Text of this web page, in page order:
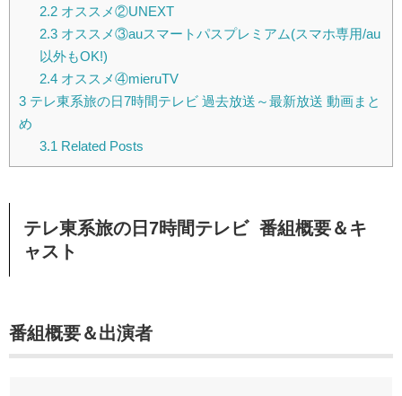
2.2オススメ②UNEXT
2.3オススメ③auスマートパスプレミアム(スマホ専用/au
以外もOK!)
2.4オススメ④mieruTV
3 テレ東系旅の日7時間テレビ 過去放送～最新放送 動画まと
め
3.1 Related Posts
テレ東系旅の日7時間テレビ 番組概要＆キ
ャスト
番組概要＆出演者